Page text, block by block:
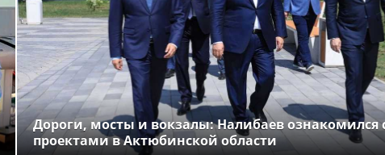
Дороги, мосты и вокзалы: Налибаев
проектами в Актюбинской области